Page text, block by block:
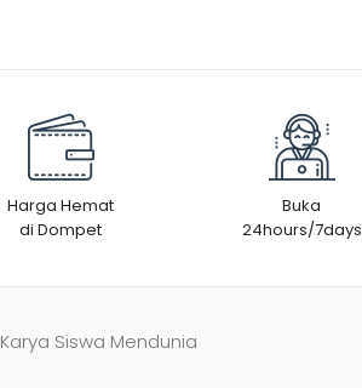
Harga Hemat
di Dompet
Buka
24hours/7days
Karya Siswa Mendunia